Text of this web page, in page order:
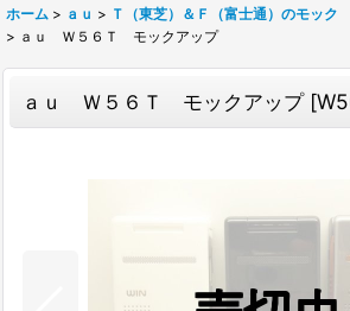
ホーム > ａｕ > Ｔ（東芝）＆Ｆ（富士通）のモック
> ａｕ Ｗ５６Ｔ モックアップ
ａｕ Ｗ５６Ｔ モックアップ [